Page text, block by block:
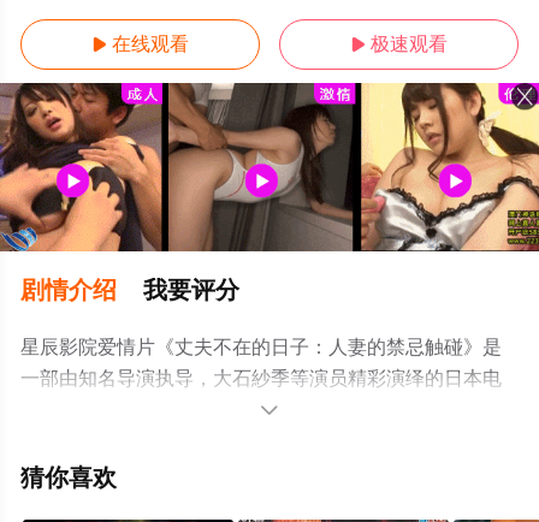
 在线观看  极速观看
剧情介绍 我要评分
星辰影院爱情片《丈夫不在的日子：人妻的禁忌触碰》是
一部由知名导演执导，大石紗季等演员精彩演绎的日本电
影，手机免费观看高清无删减完整版电影大全就上星辰电
等平台了解。

猜你喜欢